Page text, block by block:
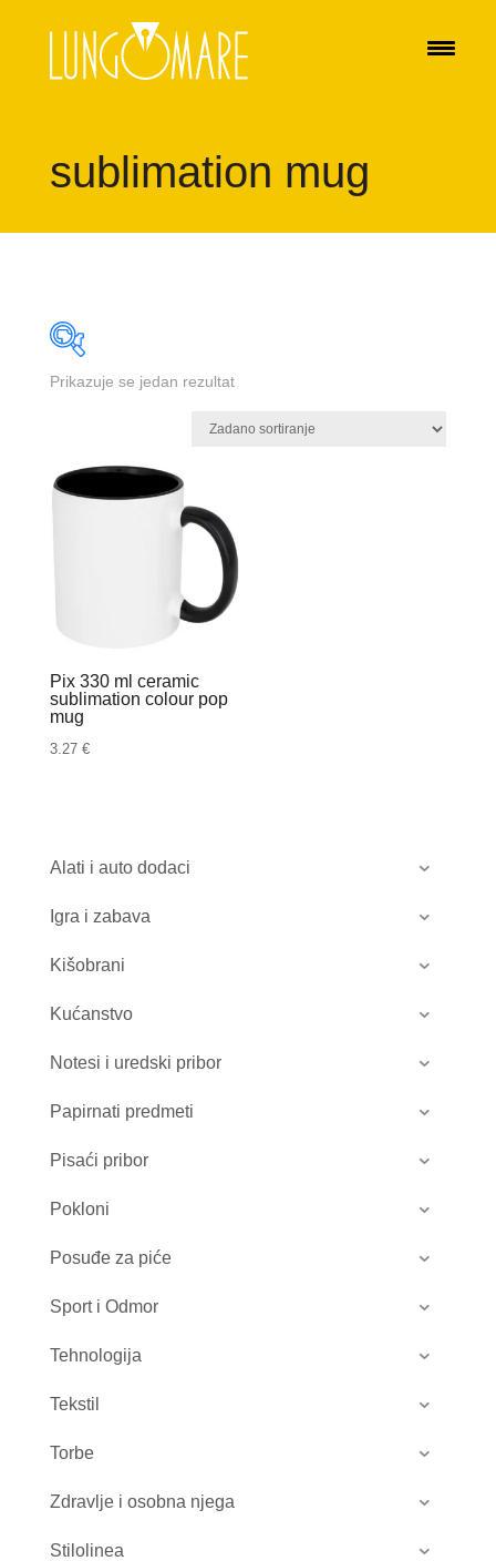
sublimation mug
Alati i auto dodaci
Igra i zabava
Kišobrani
Kućanstvo
Notesi i uredski pribor
Papirnati predmeti
Pisaći pribor
Pokloni
Posuđe za piće
Sport i Odmor
Tehnologija
Tekstil
Torbe
Zdravlje i osobna njega
Stilolinea
Prikazuje se jedan rezultat
Pix 330 ml ceramic
sublimation colour pop
mug
3.27 €